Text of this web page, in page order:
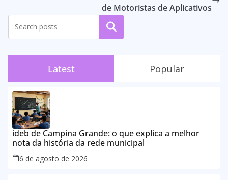
de Motoristas de Aplicativos
Pesquisar
Latest Popular
ideb de Campina Grande: o que explica a melhor
nota da história da rede municipal
6 de agosto de 2026